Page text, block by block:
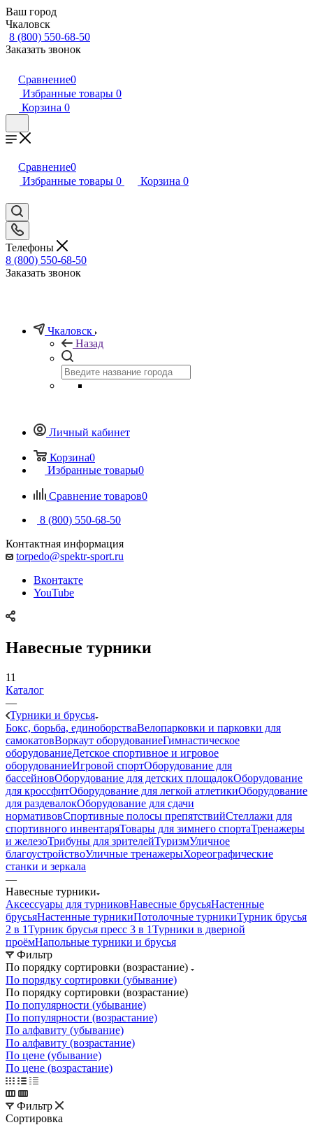
Ваш город
Чкаловск
8 (800) 550-68-50
Заказать звонок
Сравнение0
Избранные товары 0
Корзина 0
Сравнение0
Избранные товары 0 Корзина 0
Телефоны
8 (800) 550-68-50
Заказать звонок
Чкаловск
Назад
Личный кабинет
Корзина0
Избранные товары0
Сравнение товаров0
8 (800) 550-68-50
Контактная информация
torpedo@spektr-sport.ru
Вконтакте
YouTube
Навесные турники
11
Каталог
—
Турники и брусья
Бокс, борьба, единоборстваВелопарковки и парковки для
самокатовВоркаут оборудованиеГимнастическое
оборудованиеДетское спортивное и игровое
оборудованиеИгровой спортОборудование для
бассейновОборудование для детских площадокОборудование
для кроссфитОборудование для легкой атлетикиОборудование
для раздевалокОборудование для сдачи
нормативовСпортивные полосы препятствийСтеллажи для
спортивного инвентаряТовары для зимнего спортаТренажеры
и железоТрибуны для зрителейТуризмУличное
благоустройствоУличные тренажерыХореографические
станки и зеркала
—
Навесные турники
Аксессуары для турниковНавесные брусьяНастенные
брусьяНастенные турникиПотолочные турникиТурник брусья
2 в 1Турник брусья пресс 3 в 1Турники в дверной
проёмНапольные турники и брусья
Фильтр
По порядку сортировки (возрастание)
По порядку сортировки (убывание)
По порядку сортировки (возрастание)
По популярности (убывание)
По популярности (возрастание)
По алфавиту (убывание)
По алфавиту (возрастание)
По цене (убывание)
По цене (возрастание)
Фильтр
Сортировка